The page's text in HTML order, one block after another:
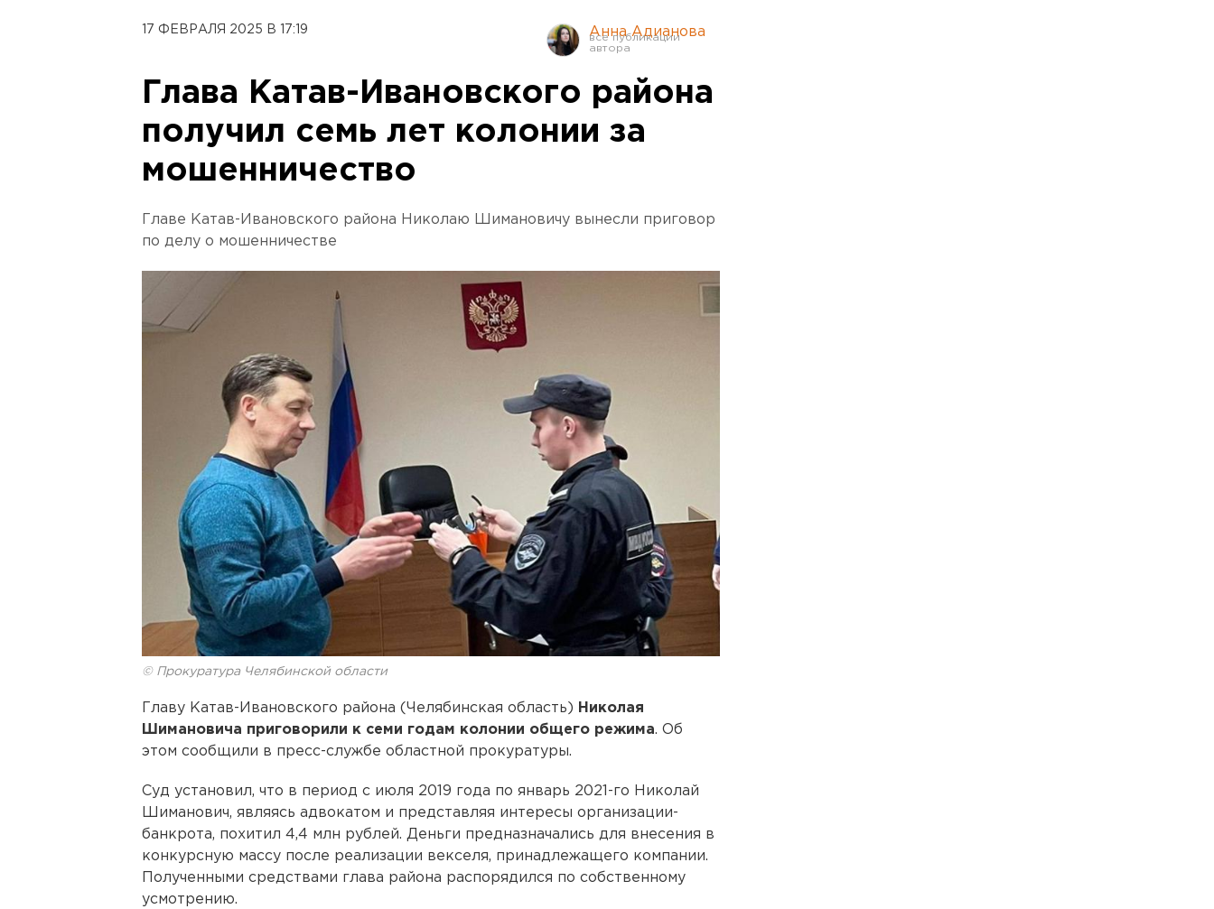
17 ФЕВРАЛЯ 2025 В 17:19 Анна Адианова
Глава Катав-Ивановского района
получил семь лет колонии за
мошенничество
Главе Катав-Ивановского района Николаю Шимановичу вынесли приговор
по делу о мошенничестве
© Прокуратура Челябинской области
Главу Катав-Ивановского района (Челябинская область) Николая
Шимановича приговорили к семи годам колонии общего режима. Об
этом сообщили в пресс-службе областной прокуратуры.
Суд установил, что в период с июля 2019 года по январь 2021-го Николай
Шиманович, являясь адвокатом и представляя интересы организации-
банкрота, похитил 4,4 млн рублей. Деньги предназначались для внесения в
конкурсную массу после реализации векселя, принадлежащего компании.
Полученными средствами глава района распорядился по собственному
усмотрению.